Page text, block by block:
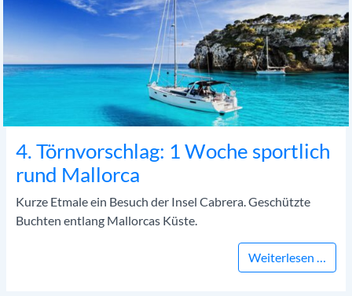
4. Törnvorschlag: 1 Woche sportlich
rund Mallorca
Kurze Etmale ein Besuch der Insel Cabrera. Geschützte
Buchten entlang Mallorcas Küste.
Weiterlesen …